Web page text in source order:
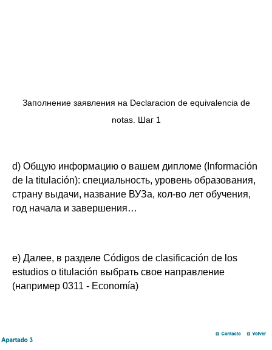
Заполнение заявления на Declaracion de equivalencia de
notas. Шаг 1
d) Общую информацию о вашем дипломе ( Información
de la titulación): специальность, уровень образования,
страну выдачи, название ВУЗа, кол-во лет обучения,
год начала и завершения…
e) Далее, в разделе Códigos de clasificación de los
estudios o titulación выбрать свое направление
(например 0311 - Economía)